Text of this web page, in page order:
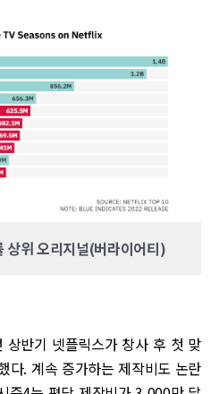
상위 오리지널(버라이어티)
반기 넷플릭스가 창사 후 첫 맞
다. 계속 증가하는 제작비도 논란